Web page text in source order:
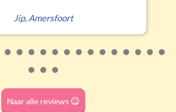
Naar alle reviews